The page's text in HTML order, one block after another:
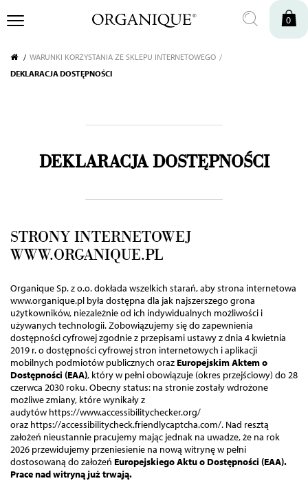
0
WARUNKI KORZYSTANIA ZE SKLEPU INTERNETOWEGO
DEKLARACJA DOSTĘPNOŚCI
DEKLARACJA DOSTĘPNOŚCI
STRONY INTERNETOWEJ
WWW.ORGANIQUE.PL
Organique Sp. z o.o. dokłada wszelkich starań, aby strona internetowa
www.organique.pl była dostępna dla jak najszerszego grona
użytkowników, niezależnie od ich indywidualnych możliwości i
używanych technologii. Zobowiązujemy się do zapewnienia
dostępności cyfrowej zgodnie z przepisami ustawy z dnia 4 kwietnia
2019 r. o dostępności cyfrowej stron internetowych i aplikacji
mobilnych podmiotów publicznych oraz Europejskim Aktem o
Dostępności (EAA), który w pełni obowiązuje (okres przejściowy) do 28
czerwca 2030 roku. Obecny status: na stronie zostały wdrożone
możliwe zmiany, które wynikały z
audytów https://www.accessibilitychecker.org/
oraz https://accessibilitycheck.friendlycaptcha.com/. Nad resztą
założeń nieustannie pracujemy mając jednak na uwadze, że na rok
2026 przewidujemy przeniesienie na nową witrynę w pełni
dostosowaną do założeń Europejskiego Aktu o Dostępności (EAA).
Prace nad witryną już trwają.